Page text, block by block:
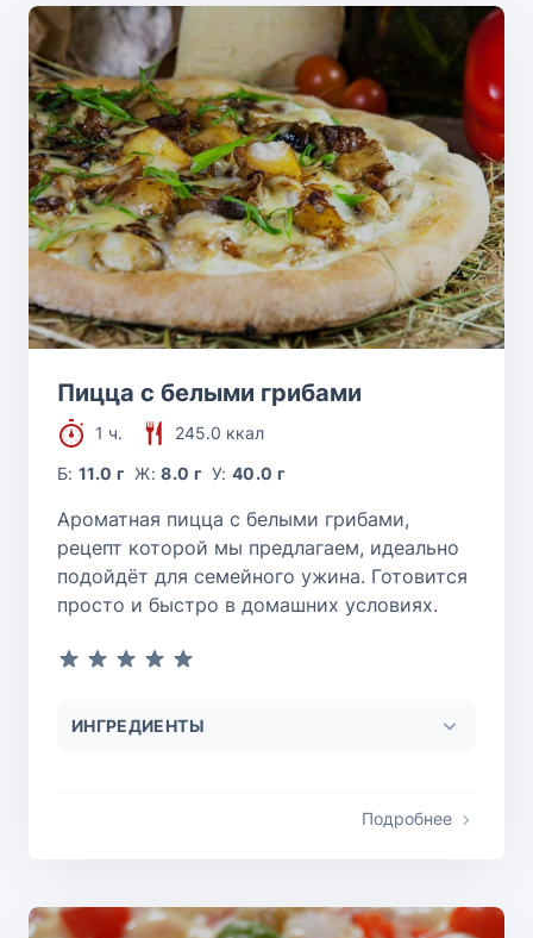
Пицца с белыми грибами
1 ч.
245.0 ккал
Б:11.0 г Ж:8.0 г У:40.0 г
Ароматная пицца с белыми грибами,
рецепт которой мы предлагаем, идеально
подойдёт для семейного ужина. Готовится
просто и быстро в домашних условиях.
ИНГРЕДИЕНТЫ
Подробнее